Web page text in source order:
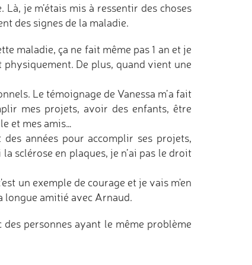
je m’étais mis à ressentir des choses
des signes de la maladie.
maladie, ça ne fait même pas 1 an et je
De plus, quand vient une
Le témoignage de Vanessa m’a fait
mes projets, avoir des enfants, être
et mes amis…
des années pour accomplir ses projets,
sclérose en plaques, je n’ai pas le droit
un exemple de courage et je vais m'en
longue amitié avec Arnaud.
personnes ayant le même problème